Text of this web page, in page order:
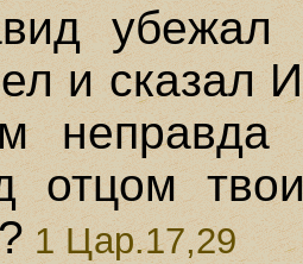
и сказал
отцом
1 Цар.17,29